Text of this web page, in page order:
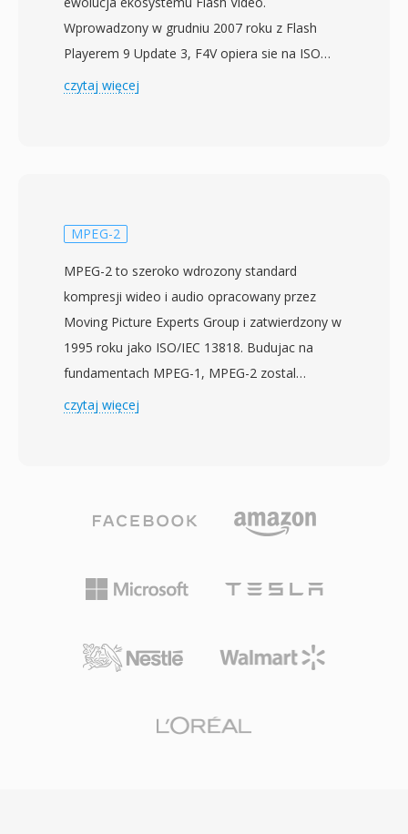
Wprowadzony w grudniu 2007 roku z Flash
Playerem 9 Update 3, F4V opiera sie na ISO
base media file format (MPEG-4 Part 14) i
architekture atomow/blokow kompatybilna z
innymi narzedziami i przepływami pracy.
Format obsluguje zaawansowane funkcje, w
tym kodowanie H.264 high-profile,
wielokanalowe audio AAC i tekst z
synchronizacja czasowa do napisow i
podpisow. F4V reprezentowal strategiczny krok
efektywnie pakowac tego nowszego kodeka. W
szczytowym okresie F4V napedzal znaczna
dostarczanych przez platformy streamingowe i
Kontener obsluguje zarowno progresywne
pobieranie, jak i dynamiczne dostarczanie
elastyczne opcje dystrybucji. Choc upadek
czytaj więcej
MPEG-2
MPEG-2 to szeroko wdrozony standard
kompresji wideo i audio opracowany przez
Moving Picture Experts Group i zatwierdzony w
1995 roku jako ISO/IEC 13818. Budujac na
fundamentach MPEG-1, MPEG-2 zostal
zaprojektowany do obslugi wyzszych szybkosci
rozdzielczosci. Standard wprowadza koncepcje
implementacjom celowanie w konkretne
warstwy mozliwosci — od Simple Profile dla
obslugujacy chrominancje 4:2:2 dla
calym swiecie, przyjety przez standardy DVB,
czytaj więcej